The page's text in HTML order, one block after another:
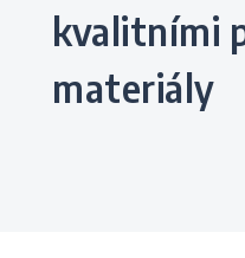
kvalitními
materiály